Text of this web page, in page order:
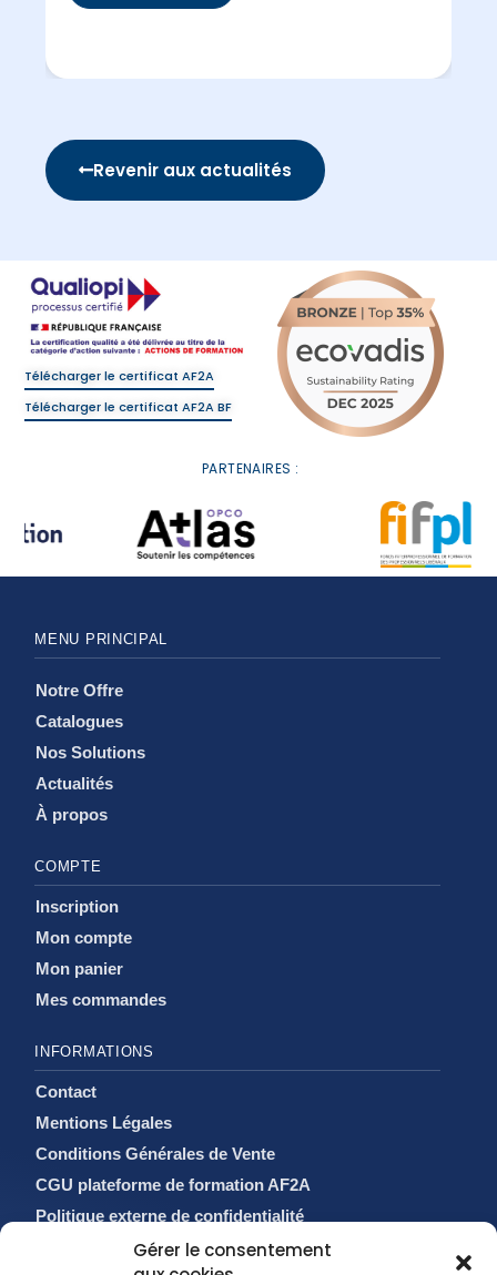
Gérer le consentement
Revenir aux actualités
Télécharger le certificat AF2A
Télécharger le certificat AF2A BF
PARTENAIRES :
INFORMATIONS
Contact
Mentions Légales
Conditions Générales de Vente
CGU plateforme de formation AF2A
Politique externe de confidentialité
Politique de cookies (EU)
MENU PRINCIPAL
Notre Offre
Catalogues
Nos Solutions
Actualités
À propos
COMPTE
Inscription
Mon compte
Mon panier
Mes commandes